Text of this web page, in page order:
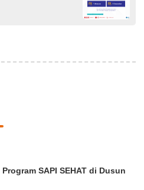
SAPI SEHAT di Dusun